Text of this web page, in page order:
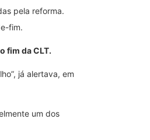
pela reforma.
fim.
fim da CLT.
já alertava, em
um dos